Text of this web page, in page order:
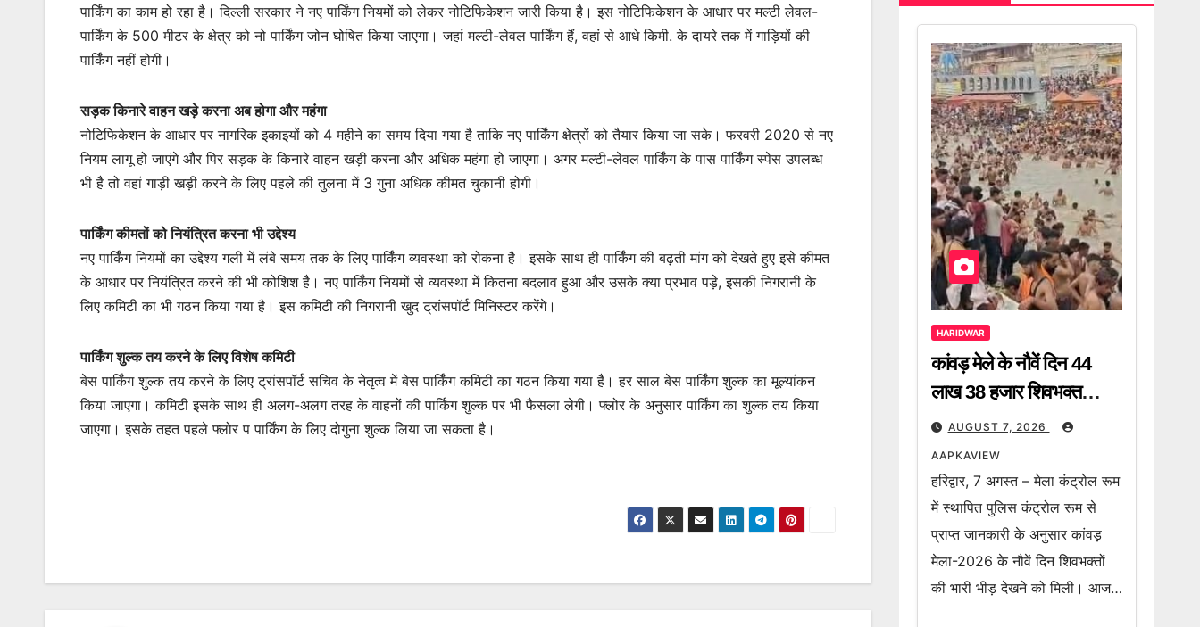
पार्किंग का काम हो रहा है। दिल्ली सरकार ने नए पार्किंग नियमों को लेकर नोटिफिकेशन जारी किया है। इस नोटिफिकेशन के आधार पर मल्टी लेवल-
पार्किंग के 500 मीटर के क्षेत्र को नो पार्किंग जोन घोषित किया जाएगा। जहां मल्टी-लेवल पार्किंग हैं, वहां से आधे किमी. के दायरे तक में गाड़ियों की
पार्किंग नहीं होगी।
सड़क किनारे वाहन खड़े करना अब होगा और महंगा
नोटिफिकेशन के आधार पर नागरिक इकाइयों को 4 महीने का समय दिया गया है ताकि नए पार्किंग क्षेत्रों को तैयार किया जा सके। फरवरी 2020 से नए
नियम लागू हो जाएंगे और पिर सड़क के किनारे वाहन खड़ी करना और अधिक महंगा हो जाएगा। अगर मल्टी-लेवल पार्किंग के पास पार्किंग स्पेस उपलब्ध
भी है तो वहां गाड़ी खड़ी करने के लिए पहले की तुलना में 3 गुना अधिक कीमत चुकानी होगी।
पार्किंग कीमतों को नियंत्रित करना भी उद्देश्य
नए पार्किंग नियमों का उद्देश्य गली में लंबे समय तक के लिए पार्किंग व्यवस्था को रोकना है। इसके साथ ही पार्किंग की बढ़ती मांग को देखते हुए इसे कीमत
के आधार पर नियंत्रित करने की भी कोशिश है। नए पार्किंग नियमों से व्यवस्था में कितना बदलाव हुआ और उसके क्या प्रभाव पड़े, इसकी निगरानी के
लिए कमिटी का भी गठन किया गया है। इस कमिटी की निगरानी खुद ट्रांसपॉर्ट मिनिस्टर करेंगे।
पार्किंग शुल्क तय करने के लिए विशेष कमिटी
बेस पार्किंग शुल्क तय करने के लिए ट्रांसपॉर्ट सचिव के नेतृत्व में बेस पार्किंग कमिटी का गठन किया गया है। हर साल बेस पार्किंग शुल्क का मूल्यांकन
किया जाएगा। कमिटी इसके साथ ही अलग-अलग तरह के वाहनों की पार्किंग शुल्क पर भी फैसला लेगी। फ्लोर के अनुसार पार्किंग का शुल्क तय किया
जाएगा। इसके तहत पहले फ्लोर प पार्किंग के लिए दोगुना शुल्क लिया जा सकता है।
HARIDWAR
कांवड़ मेले के नौवें दिन 44
लाख 38 हजार शिवभक्त
गंगाजल लेकर हुए रवाना, 2
करोड़ 64 लाख 8 हजार
शिवभक्त अब तक उठा चुके हैं
गंगा जल
AUGUST 7, 2026
AAPKAVIEW
हरिद्वार, 7 अगस्त – मेला कंट्रोल रूम
में स्थापित पुलिस कंट्रोल रूम से
प्राप्त जानकारी के अनुसार कांवड़
मेला-2026 के नौवें दिन शिवभक्तों
की भारी भीड़ देखने को मिली। आज…